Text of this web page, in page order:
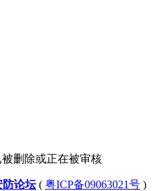
删除或正在被审核
防论坛( 粤ICP备09063021号 )